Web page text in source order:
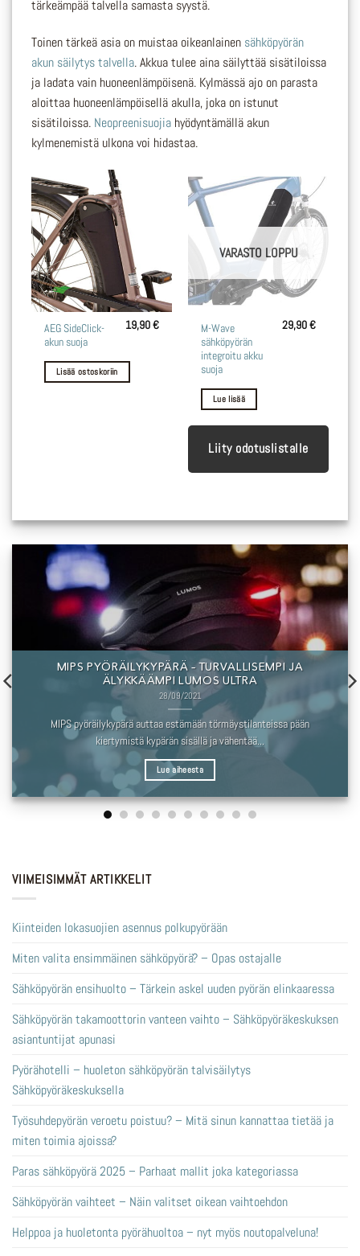
tärkeämpää talvella samasta syystä.
Toinen tärkeä asia on muistaa oikeanlainen sähköpyörän
akun säilytys talvella. Akkua tulee aina säilyttää sisätiloissa
ja ladata vain huoneenlämpöisenä. Kylmässä ajo on parasta
aloittaa huoneenlämpöisellä akulla, joka on istunut
sisätiloissa. Neopreenisuojia hyödyntämällä akun
kylmenemistä ulkona voi hidastaa.
AEG SideClick-
akun suoja
19,90€
Lisää ostoskoriin
VARASTO LOPPU
M-Wave
sähköpyörän
integroitu akku
suoja
29,90€
Lue lisää
Liity odotuslistalle
MIPS PYÖRÄILYKYPÄRÄ – TURVALLISEMPI JA
ÄLYKKÄÄMPI LUMOS ULTRA
28/09/2021
MIPS pyöräilykypärä auttaa estämään törmäystilanteissa pään
kiertymistä kypärän sisällä ja vähentää...
Lue aiheesta
VIIMEISIMMÄT ARTIKKELIT
Kiinteiden lokasuojien asennus polkupyörään
Miten valita ensimmäinen sähköpyörä? – Opas ostajalle
Sähköpyörän ensihuolto – Tärkein askel uuden pyörän elinkaaressa
Sähköpyörän takamoottorin vanteen vaihto – Sähköpyöräkeskuksen
asiantuntijat apunasi
Pyörähotelli – huoleton sähköpyörän talvisäilytys
Sähköpyöräkeskuksella
Työsuhdepyörän veroetu poistuu? – Mitä sinun kannattaa tietää ja
miten toimia ajoissa?
Paras sähköpyörä 2025 – Parhaat mallit joka kategoriassa
Sähköpyörän vaihteet – Näin valitset oikean vaihtoehdon
Helppoa ja huoletonta pyörähuoltoa – nyt myös noutopalveluna!